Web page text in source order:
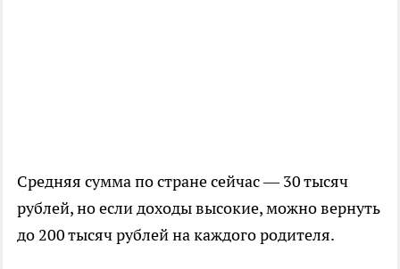
Средняя сумма по стране сейчас — 30 тысяч
рублей, но если доходы высокие, можно вернуть
до 200 тысяч рублей на каждого родителя.